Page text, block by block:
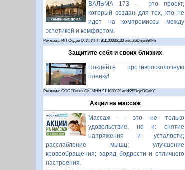
ВАЛЬМА 173 - это проект,
который создан для тех, кто не
идет на компромиссы между
эстетикой и комфортом.
Реклама: ИП Седов О. И. ИНН 911100036130 erid:2SDnjenhKFh
Защитите себя и своих близких
Поклейте противоосколочную
пленку!
Реклама: ООО "Линия СК" ИНН 9111030039 erid:2SDnjcDQahY
Акции на массаж
Массаж — это не только
удовольствие, но и: снятие
напряжения и усталости;
расслабление мышц; улучшение
кровообращения; заряд бодрости и отличного
настроения.